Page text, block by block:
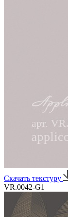
Скачать текстуру
VR.0042-G1